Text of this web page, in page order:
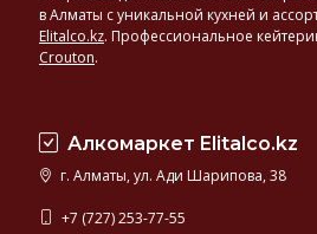
в Алматы с уникальной кухней и
Elitalco.kz. Профессиональное
Crouton.
Алкомаркет Elitalco.kz
г. Алматы, ул. Ади Шарипова, 38
+7 (727) 253-77-55